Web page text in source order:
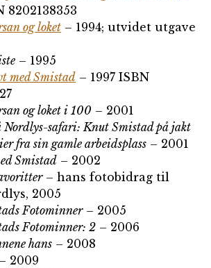
8202138353
og loket – 1994; utvidet utgave
– 1995
med Smistad – 1997 ISBN
og loket i 100 – 2001
Nordlys-safari: Knut Smistad på jakt
fra sin gamle arbeidsplass – 2001
Smistad – 2002
– hans fotobidrag til
2005
Fotominner– 2005
Fotominner: 2 – 2006
hans – 2008
– 2009